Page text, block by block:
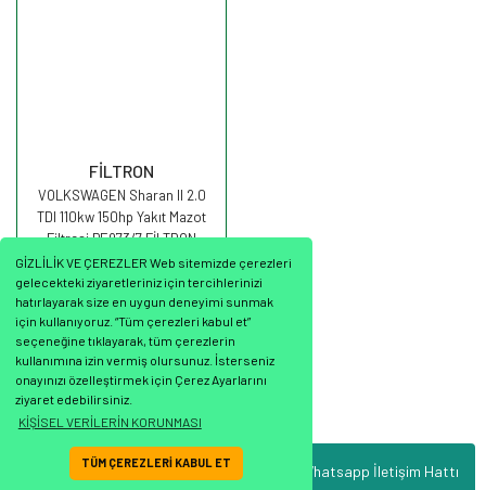
GİZLİLİK VE ÇEREZLER Web sitemizde çerezleri
gelecekteki ziyaretleriniz için tercihlerinizi
hatırlayarak size en uygun deneyimi sunmak
için kullanıyoruz. “Tüm çerezleri kabul et”
seçeneğine tıklayarak, tüm çerezlerin
kullanımına izin vermiş olursunuz. İsterseniz
onayınızı özelleştirmek için Çerez Ayarlarını
ziyaret edebilirsiniz.
KİŞİSEL VERİLERİN KORUNMASI
TÜM ÇEREZLERİ KABUL ET Whatsapp İletişim Hattı
FİLTRON
VOLKSWAGEN Sharan II 2.0
TDI 110kw 150hp Yakıt Mazot
Filtresi PE973/7 FİLTRON
837,40 TL